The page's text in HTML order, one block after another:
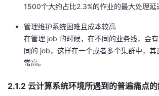
1500个大约占比2.3%的作业的最大处理延
管理维护系统困难且成本较高
在管理 job 的时候，在不同的业务线，会
同的 job，这样在一个或者多个集群中，
常高。
2.1.2 云计算系统环境所遇到的普遍痛点